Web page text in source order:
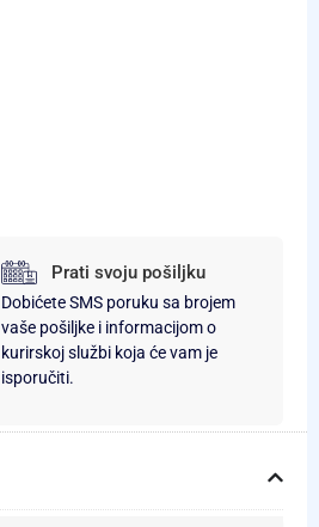
Prati svoju pošiljku
Dobićete SMS poruku sa brojem
vaše pošiljke i informacijom o
kurirskoj službi koja će vam je
isporučiti.